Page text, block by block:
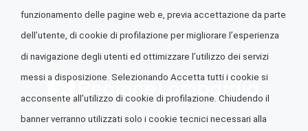
funzionamento delle pagine web e, previa accettazione da parte
dell’utente, di cookie di profilazione per migliorare l’esperienza
di navigazione degli utenti ed ottimizzare l’utilizzo dei servizi
messi a disposizione. Selezionando Accetta tutti i cookie si
acconsente all’utilizzo di cookie di profilazione. Chiudendo il
banner verranno utilizzati solo i cookie tecnici necessari alla